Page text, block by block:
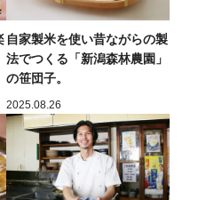
自家製米を使い昔ながらの製
法でつくる「新潟森林農園」
の笹団子。
2025.08.26